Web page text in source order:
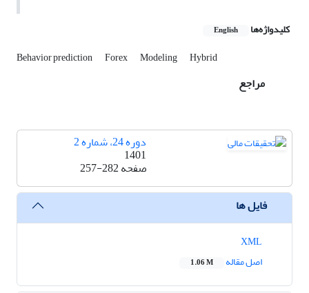
کلیدواژه‌ها English
Behavior prediction Forex Modeling Hybrid
مراجع
دوره 24، شماره 2
1401
صفحه257-282
فایل ها
اصل مقاله
1.06 M